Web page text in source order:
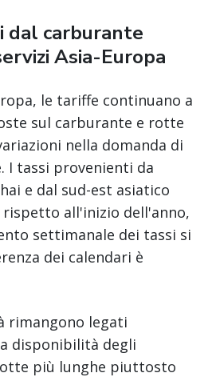
dal carburante
Asia-Europa
le tariffe continuano a
sul carburante e rotte
nella domanda di
I tassi provenienti da
e dal sud-est asiatico
all'inizio dell'anno,
settimanale dei tassi si
dei calendari è
rimangono legati
disponibilità degli
più lunghe piuttosto